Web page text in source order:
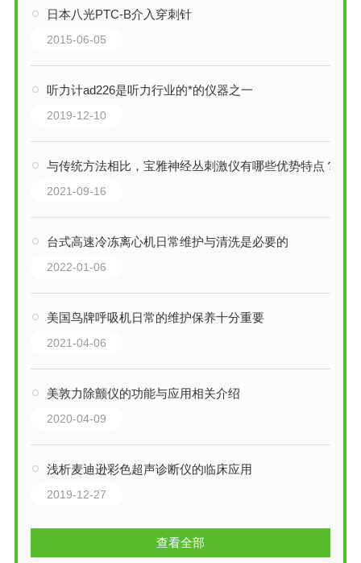
日本八光PTC-B介入穿刺针
2015-06-05
听力计ad226是听力行业的*的仪器之一
2019-12-10
与传统方法相比，宝雅神经丛刺激仪有哪些优势特点？
2021-09-16
台式高速冷冻离心机日常维护与清洗是必要的
2022-01-06
美国鸟牌呼吸机日常的维护保养十分重要
2021-04-06
美敦力除颤仪的功能与应用相关介绍
2020-04-09
浅析麦迪逊彩色超声诊断仪的临床应用
2019-12-27
查看全部